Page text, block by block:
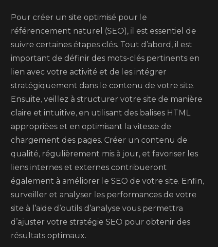
Pour créer un site optimisé pour le
référencement naturel (SEO), il est essentiel de
suivre certaines étapes clés. Tout d’abord, il est
important de définir des mots-clés pertinents en
lien avec votre activité et de les intégrer
stratégiquement dans le contenu de votre site.
Ensuite, veillez à structurer votre site de manière
claire et intuitive, en utilisant des balises HTML
appropriées et en optimisant la vitesse de
chargement des pages. Créer un contenu de
qualité, régulièrement mis à jour, et favoriser les
liens internes et externes contribueront
également à améliorer le SEO de votre site. Enfin,
surveiller et analyser les performances de votre
site à l’aide d’outils d’analyse vous permettra
d’ajuster votre stratégie SEO pour obtenir des
résultats optimaux.